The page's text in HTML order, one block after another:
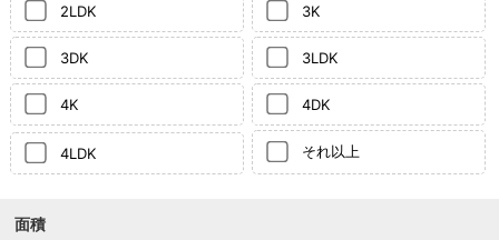
2LDK 3K
3DK 3LDK
4K 4DK
4LDK それ以上
面積